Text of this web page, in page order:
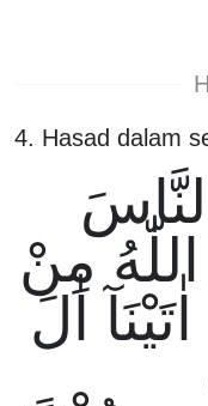
4. Hasad dalam
مِنْ
اٰلَ